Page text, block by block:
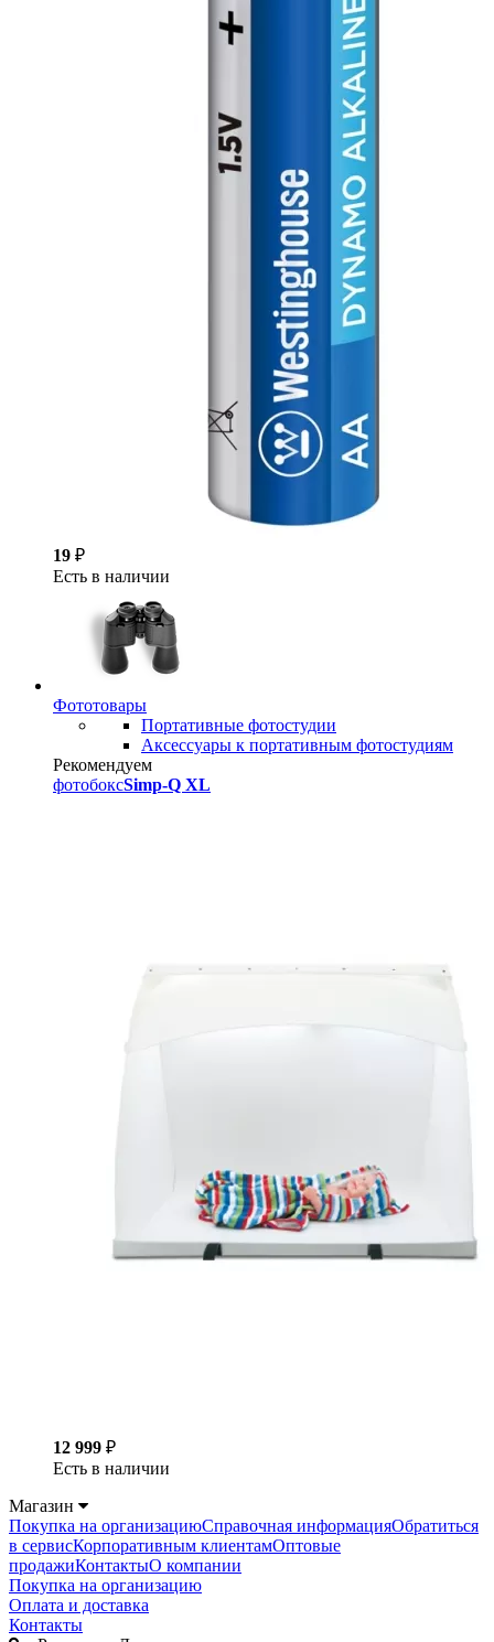
19 ₽
Есть в наличии
Фототовары
Портативные фотостудии
Аксессуары к портативным фотостудиям
Рекомендуем
фотобоксSimp-Q XL
12 999 ₽
Есть в наличии
Магазин
Покупка на организациюСправочная информацияОбратиться
в сервисКорпоративным клиентамОптовые
продажиКонтактыО компании
Покупка на организацию
Оплата и доставка
Контакты